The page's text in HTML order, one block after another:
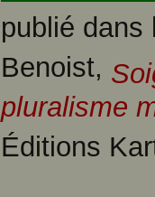
publié
Benoist,
pluralisme
Éditions